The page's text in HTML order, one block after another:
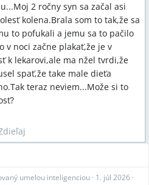
2 ročny syn sa začal asi
kolena.Brala som to tak,že sa
to pofukali a jemu sa to pačilo
v noci začne plakať,že je v
k lekarovi,ale ma nžel tvrdi,že
spať,že take male dieťa
teraz neviem...Može si to
umelou inteligenciou · 1. júl 2026 ·